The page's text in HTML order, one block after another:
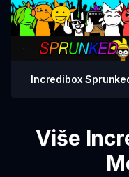
Incredibox
Više